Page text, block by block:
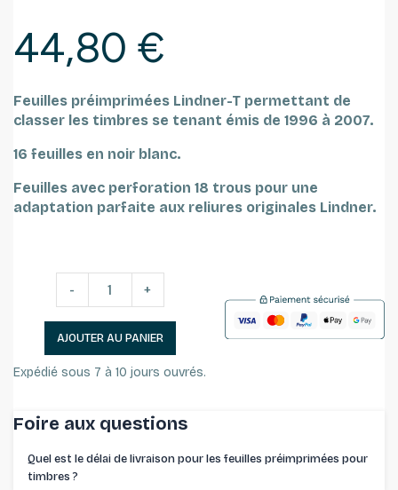
44,80 €
Feuilles préimprimées Lindner-T permettant de
classer les timbres se tenant émis de 1996 à 2007.
16 feuilles en noir blanc.
Feuilles avec perforation 18 trous pour une
adaptation parfaite aux reliures originales Lindner.
- +
AJOUTER AU PANIER
Expédié sous 7 à 10 jours ouvrés.
Foire aux questions
Quel est le délai de livraison pour les feuilles préimprimées pour
timbres ⁠?